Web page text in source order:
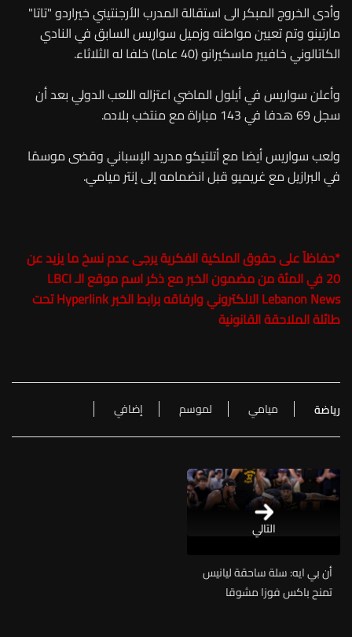
وأدى الخروج المبكر الى استقالة المدرب الأرجنتيني خيراردو "تاتا"
مارتينو وتم تعيين مواطنه وزميل سواريس السابق في النادي
الكاتالوني خافيير ماسكيرانو (40 عاما) خلفا له الثلاثاء.
وأعلن سواريس في أيلول الماضي اعتزاله اللعب الدولي بعد أن
سجل 69 هدفا في 143 مباراة مع منتخب بلاده.
ولعب سواريس أيضا مع أتلتيكو مدريد الإسباني وقضى موسمًا
في البرازيل مع غريميو قبل انضمامه إلى إنتر ميامي.
*حفاظاً على حقوق الملكية الفكرية يرجى عدم نسخ ما يزيد عن
20 في المئة من مضمون الخبر مع ذكر اسم موقع الـ
LBCI
Lebanon News
الالكتروني وارفاقه برابط الخبر Hyperlink تحت
طائلة الملاحقة القانونية
رياضة ميامي لموسم إضافي
التالي
أن بي ايه: سلة ساحقة ليانيس
تمنح باكس فوزا مشوقا